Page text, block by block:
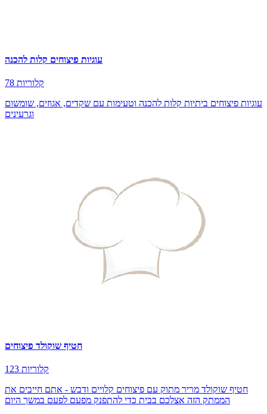
עוגיות פיצוחים קלות להכנה
78 קלוריות
עוגיות פיצוחים ביתיות קלות להכנה וטעימות עם שקדים, אגוזים, שומשום
וגרעינים
חטיף שוקולד פיצוחים
123 קלוריות
חטיף שוקולד מריר מתוק עם פיצוחים קלויים ודבש - אתם חייבים את
הממתק הזה אצלכם בבית כדי להתפנק מפעם לפעם במשך היום